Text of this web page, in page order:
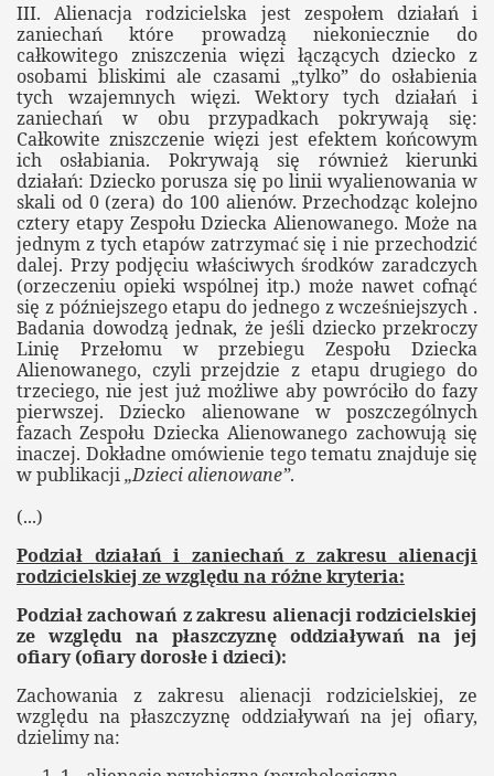
III. Alienacja rodzicielska jest zespołem działań i
zaniechań które prowadzą niekoniecznie do
całkowitego zniszczenia więzi łączących dziecko z
osobami bliskimi ale czasami „tylko” do osłabienia
tych wzajemnych więzi. Wektory tych działań i
zaniechań w obu przypadkach pokrywają się:
Całkowite zniszczenie więzi jest efektem końcowym
ich osłabiania. Pokrywają się również kierunki
działań: Dziecko porusza się po linii wyalienowania w
skali od 0 (zera) do 100 alienów. Przechodząc kolejno
cztery etapy Zespołu Dziecka Alienowanego. Może na
jednym z tych etapów zatrzymać się i nie przechodzić
dalej. Przy podjęciu właściwych środków zaradczych
(orzeczeniu opieki wspólnej itp.) może nawet cofnąć
się z późniejszego etapu do jednego z wcześniejszych .
Badania dowodzą jednak, że jeśli dziecko przekroczy
Linię Przełomu w przebiegu Zespołu Dziecka
Alienowanego, czyli przejdzie z etapu drugiego do
trzeciego, nie jest już możliwe aby powróciło do fazy
pierwszej. Dziecko alienowane w poszczególnych
fazach Zespołu Dziecka Alienowanego zachowują się
inaczej. Dokładne omówienie tego tematu znajduje się
w publikacji„Dzieci alienowane”.
(...)
Podział działań i zaniechań z zakresu alienacji
rodzicielskiej ze względu na różne kryteria:
Podział zachowań z zakresu alienacji rodzicielskiej
ze względu na płaszczyznę oddziaływań na jej
ofiary (ofiary dorosłe i dzieci):
Zachowania z zakresu alienacji rodzicielskiej, ze
względu na płaszczyznę oddziaływań na jej ofiary,
dzielimy na:
rodziców za projekty poselskie Opieki Wspólnej
w polskich zakładach karnych
Krosna